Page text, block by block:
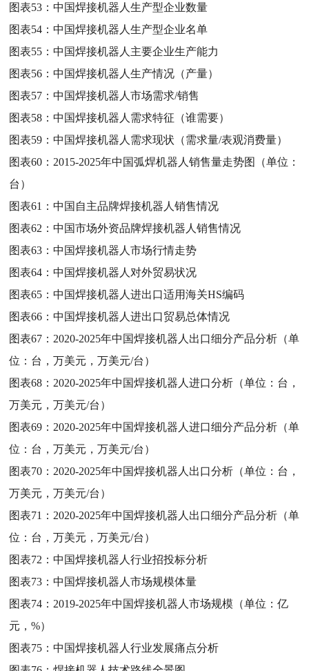
图表53：中国焊接机器人生产型企业数量
图表54：中国焊接机器人生产型企业名单
图表55：中国焊接机器人主要企业生产能力
图表56：中国焊接机器人生产情况（产量）
图表57：中国焊接机器人市场需求/销售
图表58：中国焊接机器人需求特征（谁需要）
图表59：中国焊接机器人需求现状（需求量/表观消费量）
图表60： 2015-2025年中国弧焊机器人销售量走势图（单位：
台）
图表61：中国自主品牌焊接机器人销售情况
图表62：中国市场外资品牌焊接机器人销售情况
图表63：中国焊接机器人市场行情走势
图表64：中国焊接机器人对外贸易状况
图表65：中国焊接机器人进出口适用海关HS编码
图表66：中国焊接机器人进出口贸易总体情况
图表67： 2020-2025年中国焊接机器人出口细分产品分析（单
位：台，万美元，万美元/台）
图表68： 2020-2025年中国焊接机器人进口分析（单位：台，
万美元，万美元/台）
图表69： 2020-2025年中国焊接机器人进口细分产品分析（单
位：台，万美元，万美元/台）
图表70： 2020-2025年中国焊接机器人出口分析（单位：台，
万美元，万美元/台）
图表71： 2020-2025年中国焊接机器人出口细分产品分析（单
位：台，万美元，万美元/台）
图表72：中国焊接机器人行业招投标分析
图表73：中国焊接机器人市场规模体量
图表74： 2019-2025年中国焊接机器人市场规模（单位：亿
元，%）
图表75：中国焊接机器人行业发展痛点分析